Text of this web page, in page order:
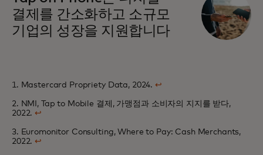
결제를 간소화하고 소규모
기업의 성장을 지원합니다
1. Mastercard Propriety Data, 2024. ↩
2. NMI, Tap to Mobile 결제, 가맹점과 소비자의 지지를 받다,
2022.↩
3. Euromonitor Consulting, Where to Pay: Cash Merchants,
2022.↩